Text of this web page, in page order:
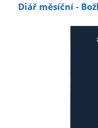
Diář měsíční -